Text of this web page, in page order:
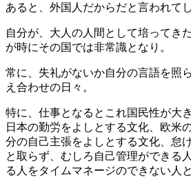
あると、外国人だからだと言われてし
自分が、大人の人間として培ってき
が時にその国では非常識となり。
常に、失礼がないか自分の言語を照
え合わせの日々。
特に、仕事となるとこれ国民性が大
日本の勤労をよしとする文化、欧米
分の自己主張をよしとする文化、怠
と取らず、むしろ自己管理ができる
る人をタイムマネージのできない人と